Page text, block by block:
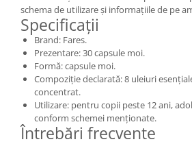
schema de utilizare și informațiile de pe
Specificații
Brand: Fares.
Prezentare: 30 capsule moi.
Formă: capsule moi.
Compoziție declarată: 8 uleiuri
concentrat.
Utilizare: pentru copii peste 12 ani,
conform schemei menționate.
Întrebări frecvente